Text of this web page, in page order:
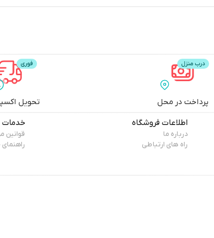
پرداخت در محل تحویل
اطلاعات فروشگاه
درباره ما
راه های ارتباطی
خدمات
قوانین